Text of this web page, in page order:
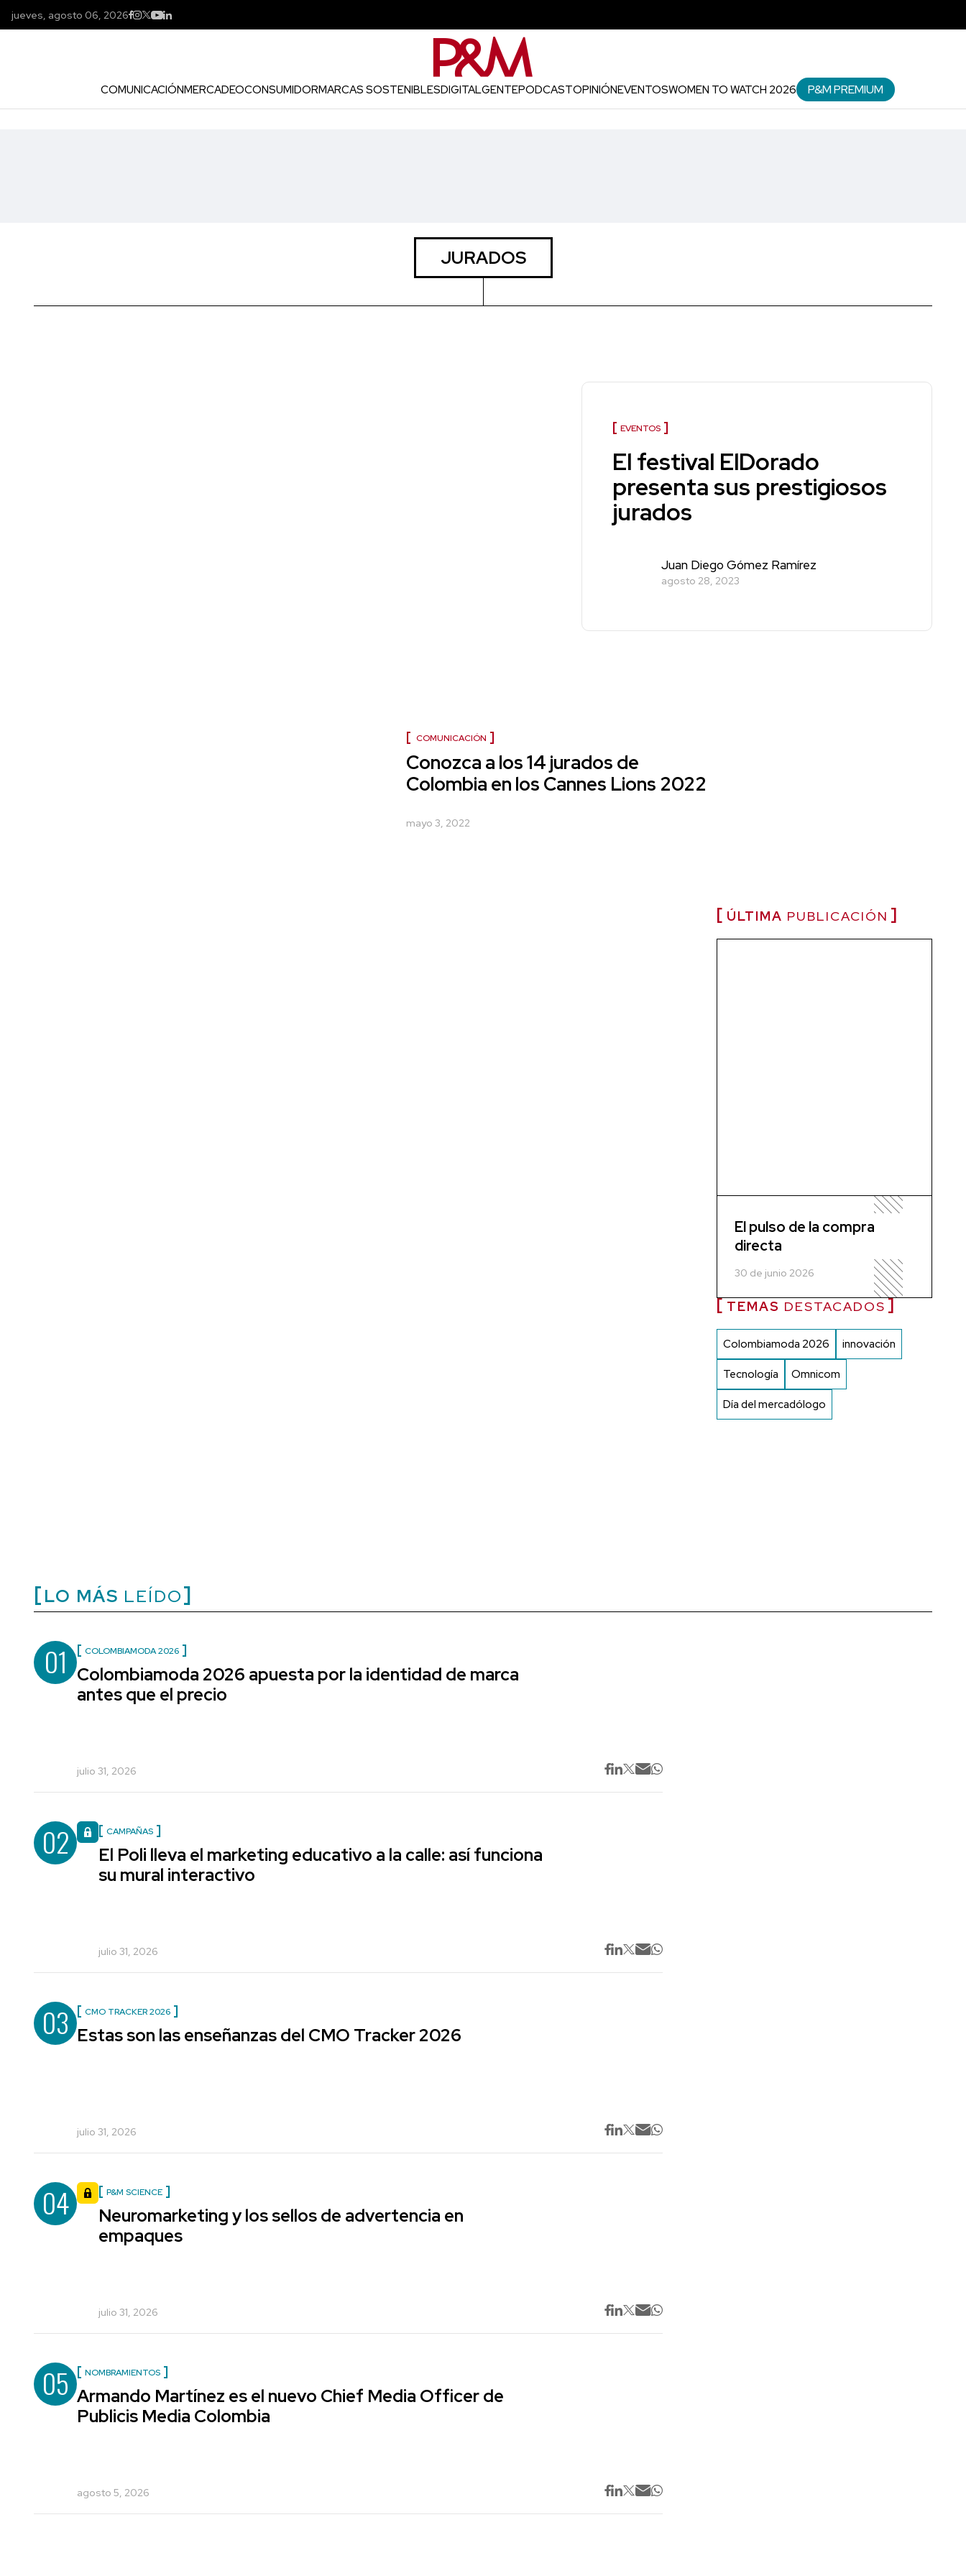
jueves, agosto 06, 2026
COMUNICACIÓNMERCADEOCONSUMIDORMARCAS SOSTENIBLESDIGITALGENTEPODCASTOPINIÓNEVENTOSWOMEN TO WATCH 2026 P&M PREMIUM
JURADOS
EVENTOS
El festival ElDorado
presenta sus prestigiosos
jurados
Juan Diego Gómez Ramírez
agosto 28, 2023
COMUNICACIÓN
Conozca a los 14 jurados de
Colombia en los Cannes Lions 2022
mayo 3, 2022
ÚLTIMA PUBLICACIÓN
El pulso de la compra
directa
30 de junio 2026
TEMAS DESTACADOS
Colombiamoda 2026 innovación
Tecnología Omnicom
Día del mercadólogo
LO MÁS LEÍDO
01 COLOMBIAMODA 2026
Colombiamoda 2026 apuesta por la identidad de marca
antes que el precio
julio 31, 2026
02 CAMPAÑAS
El Poli lleva el marketing educativo a la calle: así funciona
su mural interactivo
julio 31, 2026
03 CMO TRACKER 2026
Estas son las enseñanzas del CMO Tracker 2026
julio 31, 2026
04 P&M SCIENCE
Neuromarketing y los sellos de advertencia en
empaques
julio 31, 2026
05 NOMBRAMIENTOS
Armando Martínez es el nuevo Chief Media Officer de
Publicis Media Colombia
agosto 5, 2026